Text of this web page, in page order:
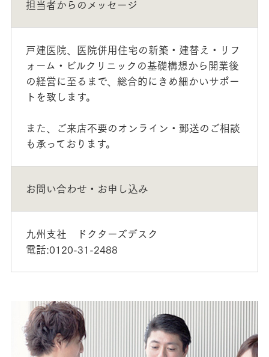
担当者からのメッセージ
戸建医院、医院併用住宅の新築・建替え・リフ
ォーム・ビルクリニックの基礎構想から開業後
の経営に至るまで、総合的にきめ細かいサポー
トを致します。
また、ご来店不要のオンライン・郵送のご相談
も承っております。
お問い合わせ・お申し込み
九州支社 ドクターズデスク
電話:0120-31-2488